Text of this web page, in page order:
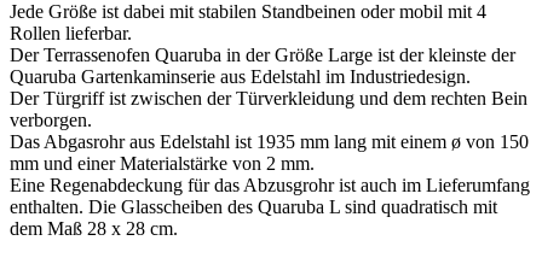
Jede Größe ist dabei mit stabilen Standbeinen oder mobil mit 4
Rollen lieferbar.
Der Terrassenofen Quaruba in der Größe Large ist der kleinste der
Quaruba Gartenkaminserie aus Edelstahl im Industriedesign.
Der Türgriff ist zwischen der Türverkleidung und dem rechten Bein
verborgen.
Das Abgasrohr aus Edelstahl ist 1935 mm lang mit einem ø von 150
mm und einer Materialstärke von 2 mm.
Eine Regenabdeckung für das Abzusgrohr ist auch im Lieferumfang
enthalten. Die Glasscheiben des Quaruba L sind quadratisch mit
dem Maß 28 x 28 cm.